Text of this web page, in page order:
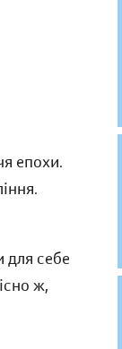
епохи.
для себе
ж,